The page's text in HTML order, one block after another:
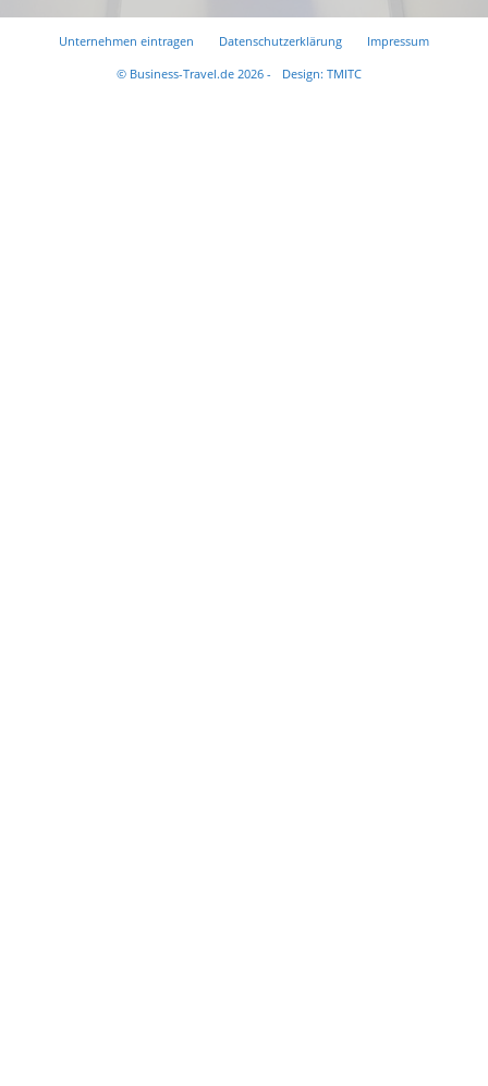
Unternehmen eintragen Datenschutzerklärung
Impressum
© Business-Travel.de 2026 -
Design: TMITC